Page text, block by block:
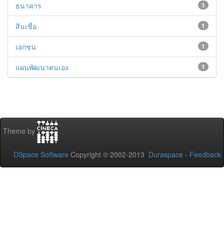
1
ธนาคาร
1
สินเชื่อ
1
เอกชน
1
แผนพัฒนาตนเอง
Theme by
DSpace Software Copyright © 2002-2013 Duraspace - Feedback